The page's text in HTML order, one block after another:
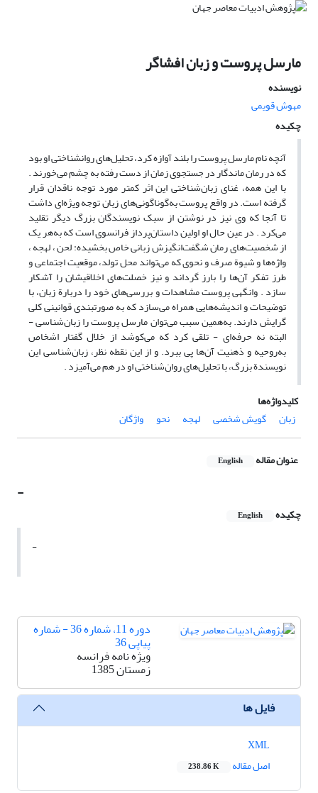
مارسل پروست و زبان افشاگر
نویسنده
مهوش قویمی
چکیده
آنچه نام مارسل پروست را بلند آوازه کرد، تحلیل‌های روانشناختی او بود
که در رمان ماندگار در جستجوی زمان از دست رفته به چشم می‌خورند .
با این همه، غنای زبان‌شناختی این اثر کمتر مورد توجه ناقدان قرار
گرفته است. در واقع پروست به‌گوناگونی‌های زبان توجه ویژه‌ای داشت
تا آنجا که وی نیز در نوشتن از سبک نویسندگان بزرگ دیگر تقلید
می‌‌‌کرد . در عین حال او اولین داستان‌پرداز فرانسوی است که به‌هر یک
از شخصیت‌های رمان شگفت‌انگیزش زبانی خاص بخشیده: لحن ، لهجه ،
واژه‌ها و شیوة صرف و نحوی که می‌تواند محل تولد، موقعیت اجتماعی و
طرز تفکر آن‌ها را بارز گرداند و نیز خصلت‌های اخلاقیشان را آشکار
سازد . وانگهی پروست مشاهدات و بررسی‌های خود را دربارة زبان، با
توضیحات و اندیشه‌هایی همراه می‌سازد که به صورتبندی قوانینی کلی
گرایش دارند. به‌همین سبب می‌توان مارسل پروست را زبان‌شناسی -
البته نه حرفه‌ای - تلقی کرد که می‌کوشد از خلال گفتار اشخاص
به‌روحیه و ذهنیت آن‌ها پی ببرد. و از این نقطه نظر، زبان‌شناسی این
نویسندة بزرگ، با تحلیل‌های روان‌شناختی او در هم می‌آمیزد .
کلیدواژه‌ها
زبان
گویش شخصی لهجه نحو واژگان
عنوان مقاله English
-
چکیده English
-
دوره 11، شماره 36 - شماره
پیاپی 36
ویژه نامه فرانسه
زمستان 1385
فایل ها
اصل مقاله
238.86 K